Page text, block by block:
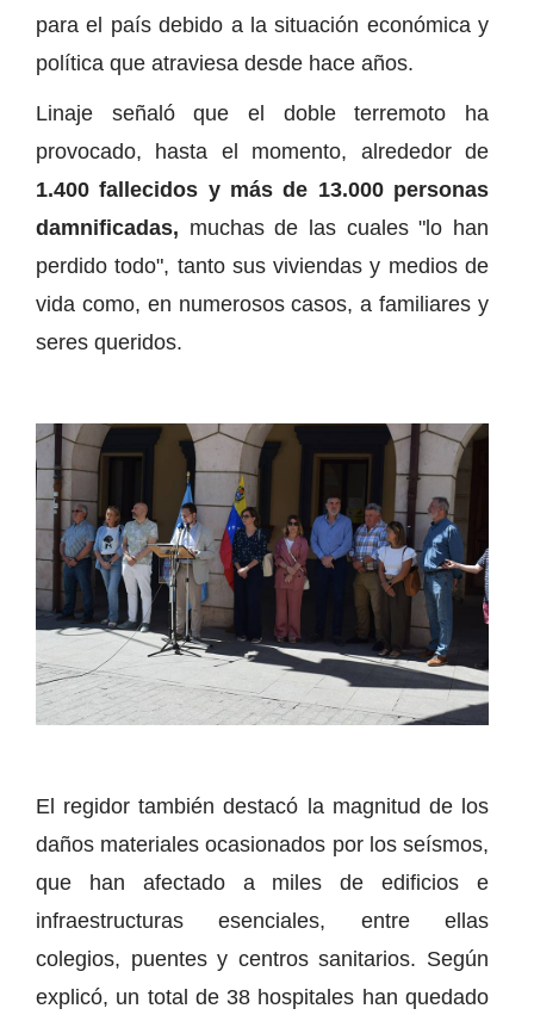
para el país debido a la situación económica y
política que atraviesa desde hace años.
Linaje señaló que el doble terremoto ha
provocado, hasta el momento, alrededor de
1.400 fallecidos y más de 13.000 personas
damnificadas, muchas de las cuales "lo han
perdido todo", tanto sus viviendas y medios de
vida como, en numerosos casos, a familiares y
seres queridos.
El regidor también destacó la magnitud de los
daños materiales ocasionados por los seísmos,
que han afectado a miles de edificios e
infraestructuras esenciales, entre ellas
colegios, puentes y centros sanitarios. Según
explicó, un total de 38 hospitales han quedado